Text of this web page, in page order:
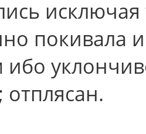
покивала
ибо
отплясан.